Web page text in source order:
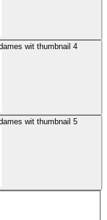
Tempish kunst schaatsen Camila Ice dames wit thumbnail 4
Tempish kunst schaatsen Camila Ice dames wit thumbnail 5